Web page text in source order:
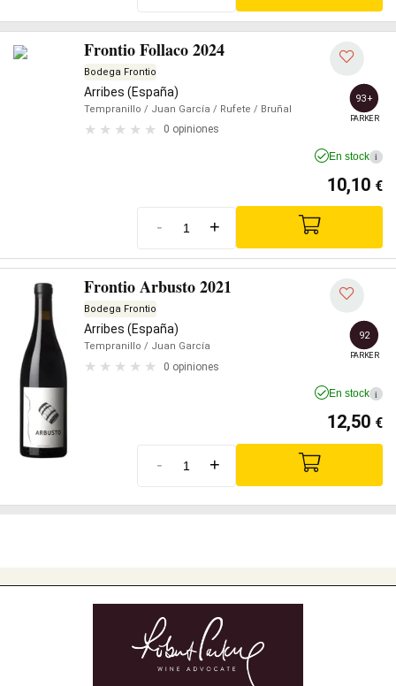
Frontio Follaco 2024
Bodega Frontio
Arribes (España)
Tempranillo / Juan García / Rufete / Bruñal
0 opiniones
93+
PARKER
En stock i
10,10 €
- +
Frontio Arbusto 2021
Bodega Frontio
Arribes (España)
Tempranillo / Juan García
0 opiniones
92
PARKER
En stock i
12,50 €
- +